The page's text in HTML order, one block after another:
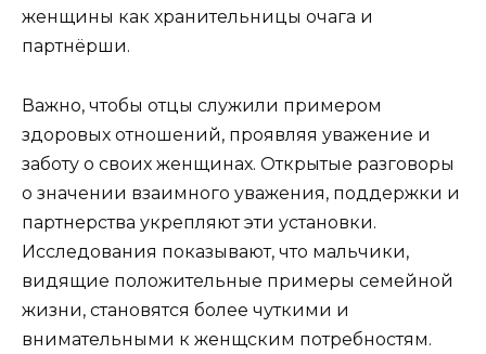
женщины как хранительницы очага и
партнёрши.
Важно, чтобы отцы служили примером
здоровых отношений, проявляя уважение и
заботу о своих женщинах. Открытые разговоры
о значении взаимного уважения, поддержки и
партнерства укрепляют эти установки.
Исследования показывают, что мальчики,
видящие положительные примеры семейной
жизни, становятся более чуткими и
внимательными к женщским потребностям.